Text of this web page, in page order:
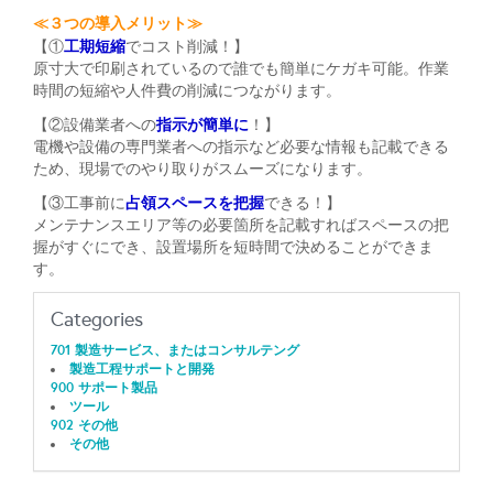
≪３つの導入メリット≫
【①工期短縮でコスト削減！】
原寸大で印刷されているので誰でも簡単にケガキ可能。作業
時間の短縮や人件費の削減につながります。
【②設備業者への指示が簡単に ！】
電機や設備の専門業者への指示など必要な情報も記載できる
ため、現場でのやり取りがスムーズになります。
【③工事前に占領スペースを把握できる！】
メンテナンスエリア等の必要箇所を記載すればスペースの把
握がすぐにでき、設置場所を短時間で決めることができま
す。
Categories
701 製造サービス、またはコンサルテング
製造工程サポートと開発
900 サポート製品
ツール
902 その他
その他